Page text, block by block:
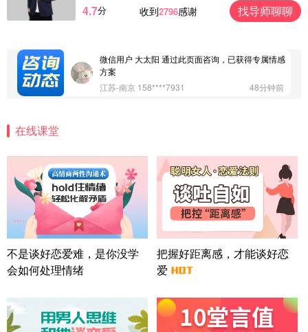
4.7分 收到2796感谢 找导师聊聊
微信用户 Vnno 通过此页面咨询，已获得专属情感方
微信用户 大太阳 通过此页面咨询，已获得专属情感
方案
江苏-南京 158****7931
48分钟前
情感方案
北京-朝阳 151****3189
22分钟前
微信用户 巧?媚儿 通过此页面咨询，已获得专属情感
方案
上海-浦东 177****9074
56分钟前
微信用户 Liberty 通过此页面咨询，已获得专属情感
方案
广东-广州 188****5632
湖北-武汉 135****7410
41分钟前
在线课堂
不是谈好恋爱难，是你没学
会如何处理情绪
把握好距离感，才能谈好恋
爱